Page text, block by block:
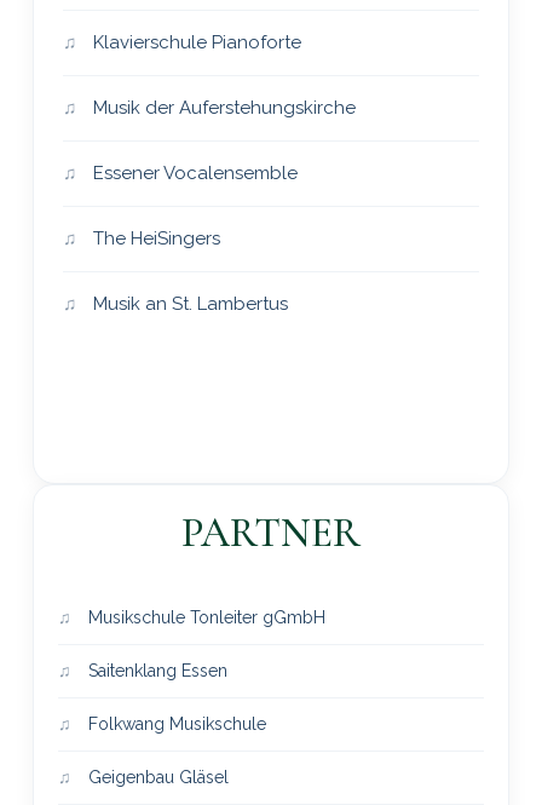
Klavierschule Pianoforte
Musik der Auferstehungskirche
Essener Vocalensemble
The HeiSingers
Musik an St. Lambertus
PARTNER
Musikschule Tonleiter gGmbH
Saitenklang Essen
Folkwang Musikschule
Geigenbau Gläsel